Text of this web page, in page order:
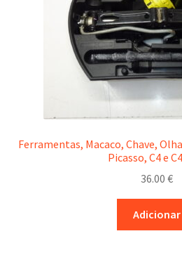
Ferramentas, Macaco, Chave,
Picasso, C4 e
36.00 €
Adicionar